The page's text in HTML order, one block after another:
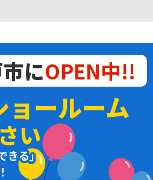
にOPEN中!!
ールーム
い
きる」